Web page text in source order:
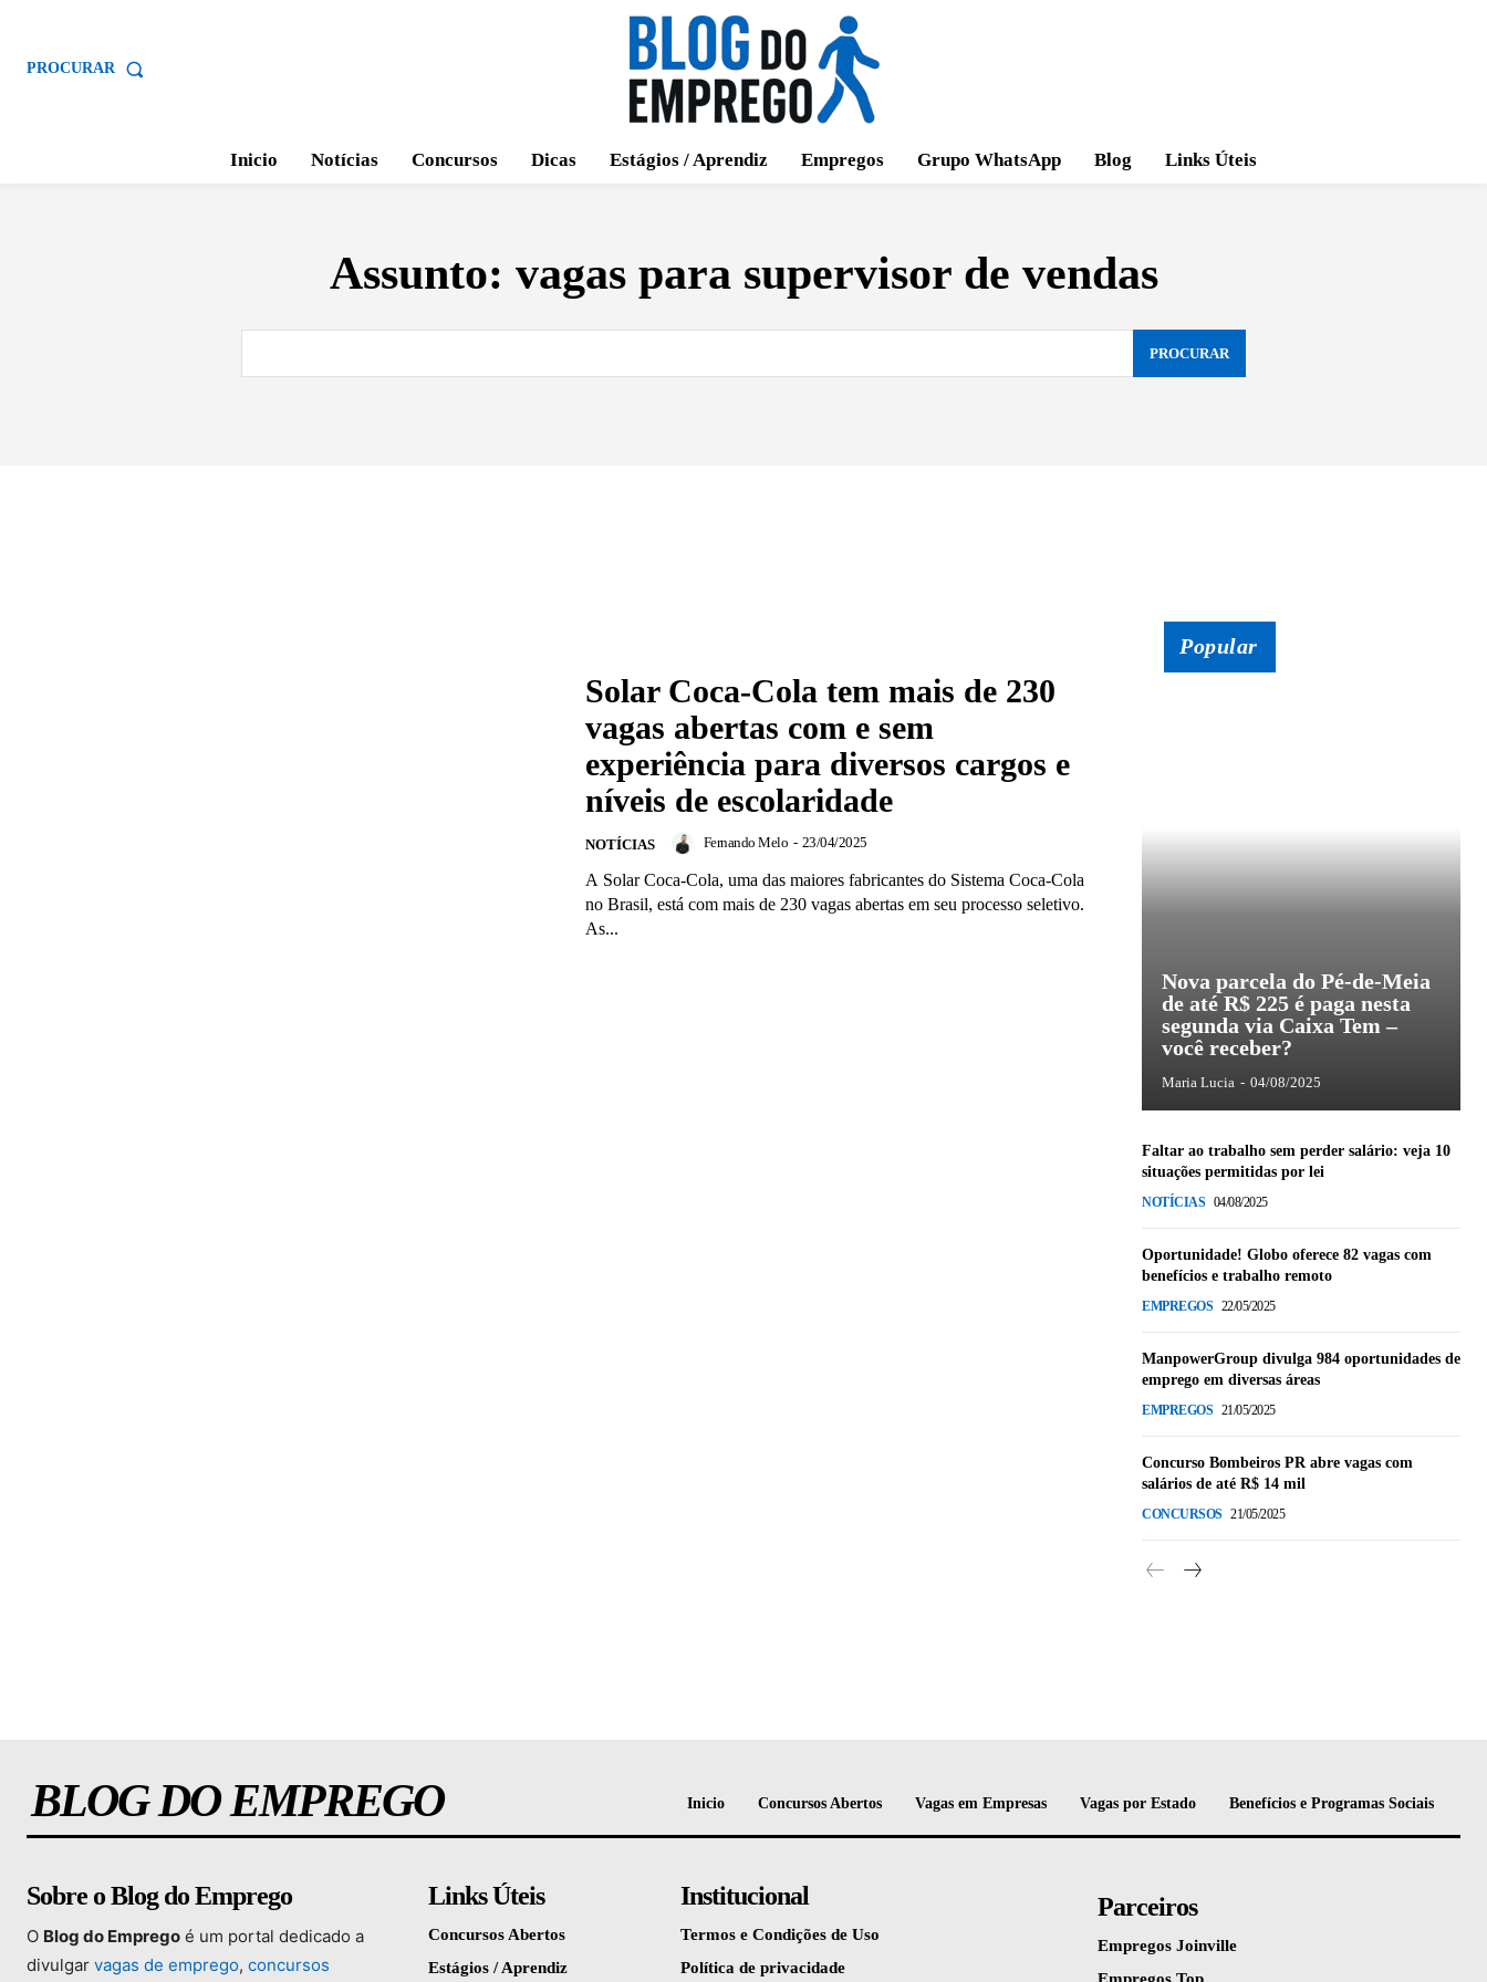
PROCURAR
Inicio Notícias Concursos Dicas Estágios / Aprendiz Empregos Grupo WhatsApp Blog Links Úteis
Assunto: vagas para supervisor de vendas
PROCURAR
Solar Coca-Cola tem mais de 230
vagas abertas com e sem
experiência para diversos cargos e
níveis de escolaridade
NOTÍCIAS Fernando Melo - 23/04/2025
A Solar Coca-Cola, uma das maiores fabricantes do Sistema Coca-Cola
no Brasil, está com mais de 230 vagas abertas em seu processo seletivo.
As...
Popular
Nova parcela do Pé-de-Meia
de até R$ 225 é paga nesta
segunda via Caixa Tem –
você receber?
Maria Lucia - 04/08/2025
Faltar ao trabalho sem perder salário: veja 10
situações permitidas por lei
NOTÍCIAS 04/08/2025
Oportunidade! Globo oferece 82 vagas com
benefícios e trabalho remoto
EMPREGOS 22/05/2025
ManpowerGroup divulga 984 oportunidades de
emprego em diversas áreas
EMPREGOS 21/05/2025
Concurso Bombeiros PR abre vagas com
salários de até R$ 14 mil
CONCURSOS 21/05/2025
BLOG DO EMPREGO Inicio Concursos Abertos Vagas em Empresas Vagas por Estado Benefícios e Programas Sociais
Sobre o Blog do Emprego
O Blog do Emprego é um portal dedicado a
divulgar vagas de emprego, concursos
Links Úteis
Concursos Abertos
Estágios / Aprendiz
Institucional
Termos e Condições de Uso
Política de privacidade
Parceiros
Empregos Joinville
Empregos Top